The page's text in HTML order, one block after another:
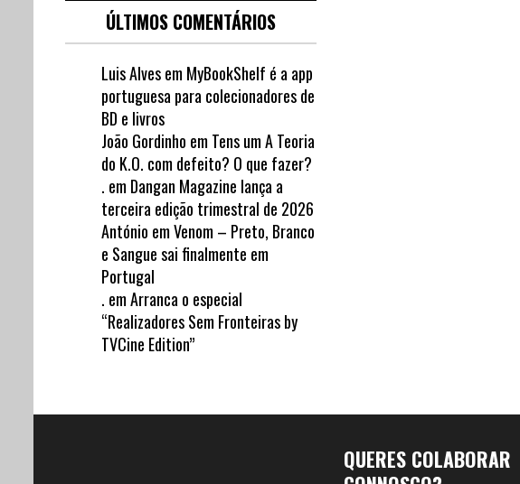
ÚLTIMOS COMENTÁRIOS
Luis Alvesem MyBookShelf é a app
portuguesa para colecionadores de
BD e livros
João Gordinho em Tens um A Teoria
do K.O. com defeito? O que fazer?
. em Dangan Magazine lança a
terceira edição trimestral de 2026
António emVenom – Preto, Branco
e Sangue sai finalmente em
Portugal
. emArranca o especial
“Realizadores Sem Fronteiras by
TVCine Edition”
QUERES COLABORAR